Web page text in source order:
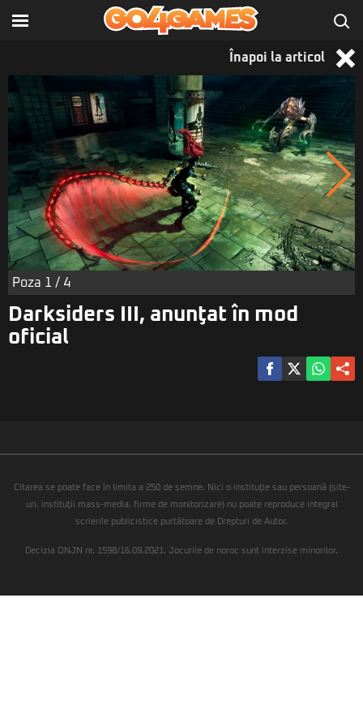
Înapoi la articol
Poza 1 / 4
Darksiders III, anunţat în mod
oficial
Citarea se poate face în limita a 250 de semne. Nici o instituţie sau persoană (site-
uri, instituţii mass-media, firme de monitorizare) nu poate reproduce integral
scrierile publicistice purtătoare de Drepturi de Autor.
Decizia ONJN nr. 1598/16.09.2021. Jocurile de noroc sunt interzise minorilor.